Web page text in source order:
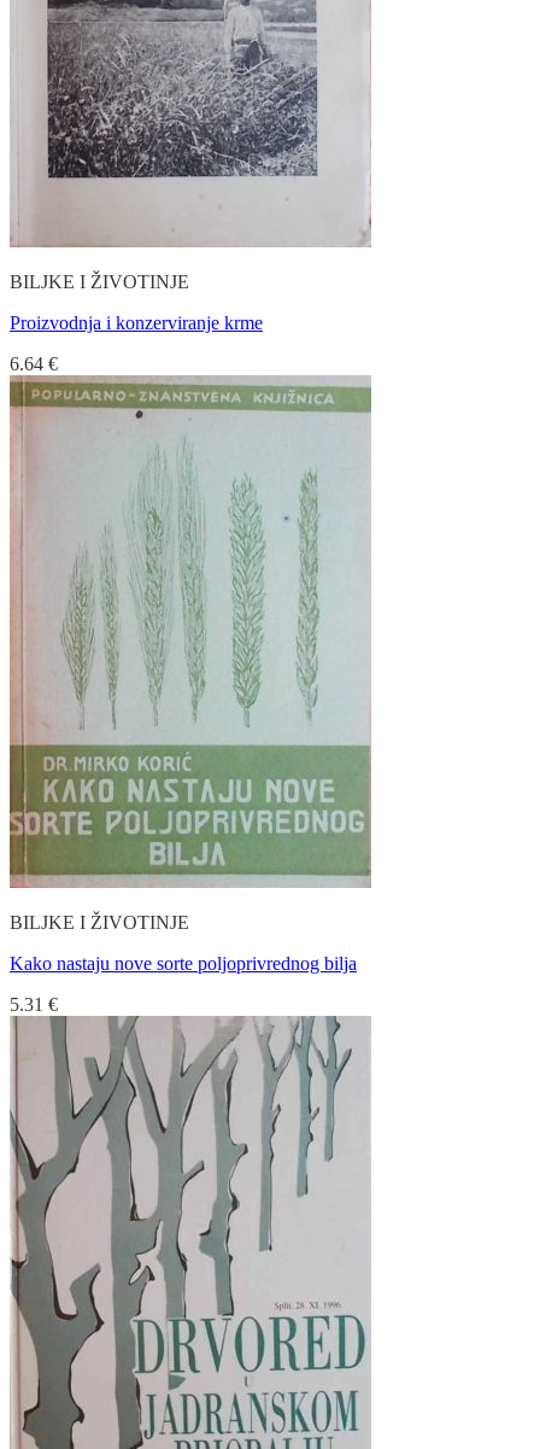
BILJKE I ŽIVOTINJE
Proizvodnja i konzerviranje krme
6.64 €
BILJKE I ŽIVOTINJE
Kako nastaju nove sorte poljoprivrednog bilja
5.31 €